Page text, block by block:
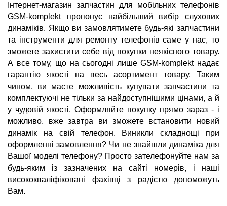
Інтернет-магазин запчастин для мобільних телефонів
GSM-komplekt пропонує найбільший вибір слухових
динаміків. Якщо ви замовлятимете будь-які запчастини
та інструменти для ремонту телефонів саме у нас, то
зможете захистити себе від покупки неякісного товару.
А все тому, що на сьогодні лише GSM-komplekt надає
гарантію якості на весь асортимент товару. Таким
чином, ви маєте можливість купувати запчастини та
комплектуючі не тільки за найдоступнішими цінами, а й
у чудовій якості. Оформляйте покупку прямо зараз - і
можливо, вже завтра ви зможете встановити новий
динамік на свій телефон. Виникли складнощі при
оформленні замовлення? Чи не знайшли динаміка для
Вашої моделі телефону? Просто зателефонуйте нам за
будь-яким із зазначених на сайті номерів, і наші
висококваліфіковані фахівці з радістю допоможуть
Вам.